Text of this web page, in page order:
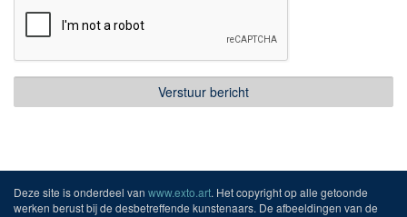
Deze site is onderdeel van www.exto.art. Het copyright op alle getoonde
werken berust bij de desbetreffende kunstenaars. De afbeeldingen van de